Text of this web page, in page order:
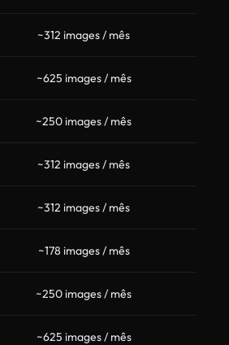
~312 images / mês
~625 images / mês
~250 images / mês
~312 images / mês
~312 images / mês
~178 images / mês
~250 images / mês
~625 images / mês